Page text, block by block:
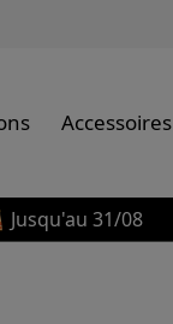
Accessoires
Jusqu'au 31/08